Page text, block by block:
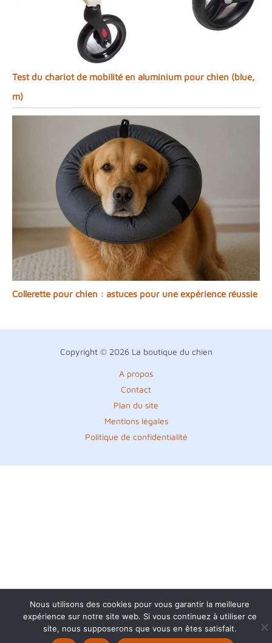
Test du chariot de mobilité en aluminium pour chien (blue,
m)
Collerette pour chien : astuces pour une expérience réussie
Copyright © 2026 La boutique du chien
A propos
Contact
Plan du site
Mentions légales
Politique de confidentialité
Nous utilisons des cookies pour vous garantir la meilleure
expérience sur notre site web. Si vous continuez à utiliser ce
site, nous supposerons que vous en êtes satisfait.